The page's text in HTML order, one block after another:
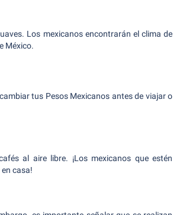
Los mexicanos encontrarán el clima de
México.
tus Pesos Mexicanos antes de viajar o
al aire libre. ¡Los mexicanos que estén
casa!